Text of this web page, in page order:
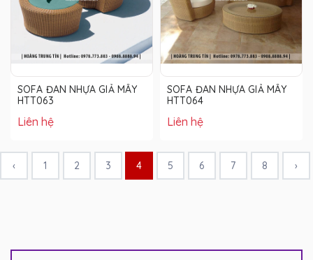
SOFA ĐAN NHỰA GIẢ MÂY
HTT063
Liên hệ
SOFA ĐAN NHỰA GIẢ MÂY
HTT064
Liên hệ
‹ 1 2 3 4 5 6 7 8 ›